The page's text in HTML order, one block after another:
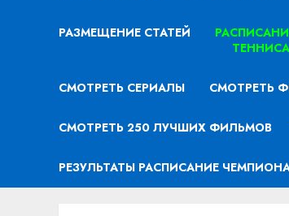
РАЗМЕЩЕНИЕ СТАТЕЙ
СМОТРЕТЬ СЕРИАЛЫ СМОТРЕТЬ
СМОТРЕТЬ 250 ЛУЧШИХ ФИЛЬМОВ
РЕЗУЛЬТАТЫ РАСПИСАНИЕ